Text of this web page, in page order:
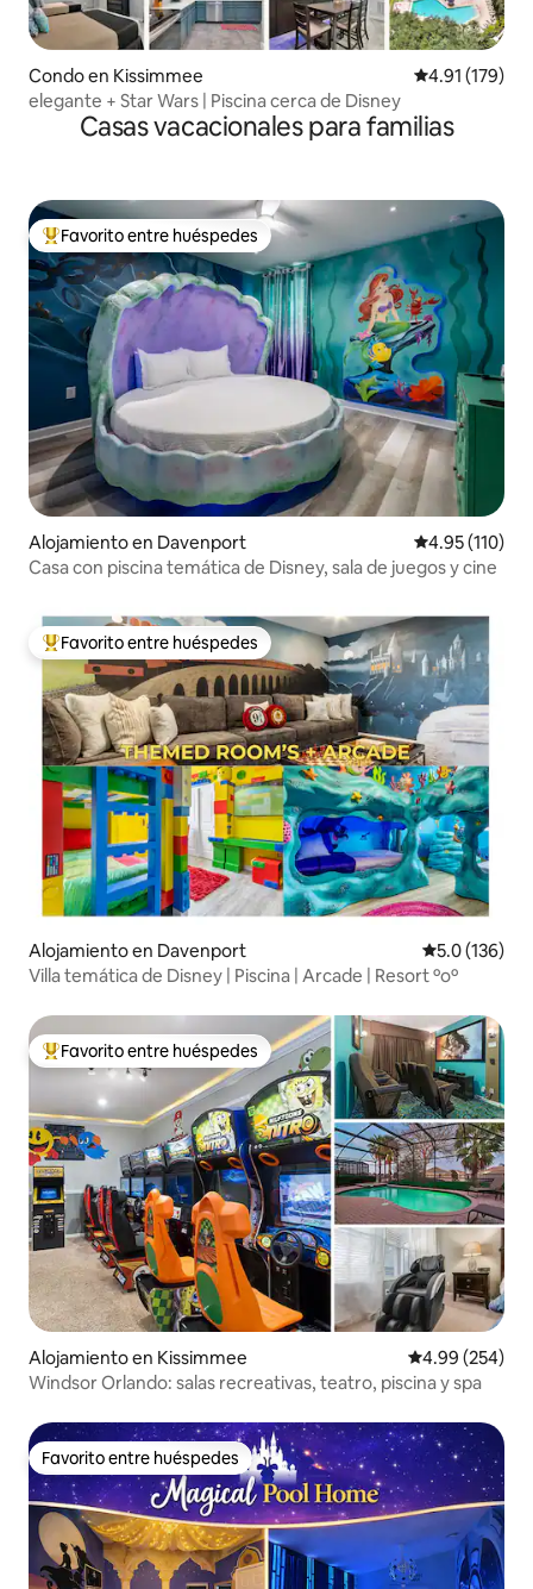
Condo en Kissimmee Calificación
4.91 (179)
elegante + Star Wars | Piscina cerca de Disney
Casas vacacionales para familias
Favorito entre huéspedes preferido
Favorito entre huéspedes
Alojamiento en Davenport Calificación
4.95 (110)
Casa con piscina temática de Disney, sala de juegos y cine
Favorito entre huéspedes preferido
Favorito entre huéspedes
Alojamiento en Davenport Calificación
5.0 (136)
Villa temática de Disney | Piscina | Arcade | Resort ºoº
Favorito entre huéspedes preferido
Favorito entre huéspedes
Alojamiento en Kissimmee Calificación
4.99 (254)
Windsor Orlando: salas recreativas, teatro, piscina y spa
Favorito entre huéspedes
Favorito entre huéspedes